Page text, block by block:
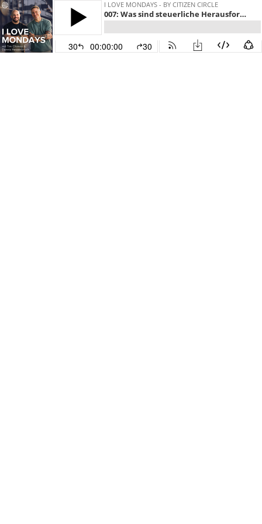
I LOVE MONDAYS - BY CITIZEN CIRCLE
007: Was sind steuerliche Herausforderungen für ortsunabhängige Unternehmer?
30 00:00:00 30